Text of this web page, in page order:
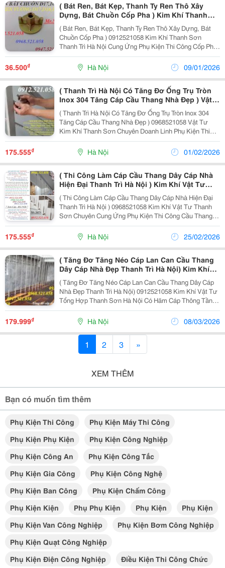
( Bát Ren, Bát Kẹp, Thanh Ty Ren Thô Xây
Dựng, Bát Chuồn Cốp Pha ) Kim Khí Thanh
Sơn Thanh Trì Hà Nội Cung Ứng Phụ Kiện Thi
Công Cốp Pha Xây Dựng Công Trình, Côn Cốc
Nhựa, Côn Sắt Ghép Chống Thấm, Tai Chuồn
( Bát Ren, Bát Kẹp, Thanh Ty Ren Thô Xây Dựng, Bát
Chuồn Cốp Pha ) 0912521058 Kim Khí Thanh Sơn
Thanh Trì Hà Nội Cung Ứng Phụ Kiện Thi Công Cốp Pha
Xây Dựng Công Trình, Côn Cốc Nhựa, Côn Sắt Ghép
Chống Thấm, Tai Chuồn, U41X41, U 21X41 Dài 3 Mét
Có Lỗ...
36.500₫ Hà Nội 09/01/2026
( Thanh Trì Hà Nội Có Tăng Đơ Ống Trụ Tròn
Inox 304 Tăng Cáp Cầu Thang Nhà Đẹp ) Vật
Tư Kim Khí Thanh Sơn Chuyên Doanh Linh
Phụ Kiện Thi Công Căng Cáp Lan Can Cầu
Thang Nhà Phố, Cáp Inox Sus 304 Các Cỡ,
Thông Tầng Inox 304 Hãm Cáp, Giữ Cáp
( Thanh Trì Hà Nội Có Tăng Đơ Ống Trụ Tròn Inox 304
Tăng Cáp Cầu Thang Nhà Đẹp ) 0968521058 Vật Tư
Kim Khí Thanh Sơn Chuyên Doanh Linh Phụ Kiện Thi
Công Căng Cáp Lan Can Cầu Thang Nhà Phố, Cáp Inox
Sus 304 Các Cỡ, Thông Tầng Inox 304 Hãm Cáp, Giữ
175.555₫ Hà Nội 01/02/2026
( Thi Công Làm Cáp Cầu Thang Dây Cáp Nhà
Hiện Đại Thanh Trì Hà Nội ) Kim Khí Vật Tư
Thanh Sơn Chuyên Cung Ứng Phụ Kiện Thi
Công Cầu Thang Dây Cáp , Tăng Đơ Ống Tròn
Inox 304 D6,D8,D10,
( Thi Công Làm Cáp Cầu Thang Dây Cáp Nhà Hiện Đại
Thanh Trì Hà Nội ) 0968521058 Kim Khí Vật Tư Thanh
Sơn Chuyên Cung Ứng Phụ Kiện Thi Công Cầu Thang
Dây Cáp , Tăng Đơ Ống Tròn Inox 304 D6,D8,D10, Hãm
Cáp Thông Tầng Bằng Inox Sus 304, Cáp Inox 304...
175.555₫ Hà Nội 25/02/2026
( Tăng Đơ Tăng Néo Cáp Lan Can Cầu Thang
Dây Cáp Nhà Đẹp Thanh Trì Hà Nội) Kim Khí
Vật Tư Tổng Hợp Thanh Sơn Hà Nội Có Hãm
Cáp Thông Tầng, Cáp Inox 304 Bọc Nhựa
( Tăng Đơ Tăng Néo Cáp Lan Can Cầu Thang Dây Cáp
Nhà Đẹp Thanh Trì Hà Nội) 0912521058 Kim Khí Vật Tư
Tổng Hợp Thanh Sơn Hà Nội Có Hãm Cáp Thông Tầng,
Cáp Inox 304 Bọc Nhựa, Phụ Kiện Thi Cồng Cáp Cầu
Thang Kim Khí Tổng Hợp Thanh Sơn Số 9 Ngõ...
179.999₫ Hà Nội 08/03/2026
1 2 3 »
XEM THÊM
Bạn có muốn tìm thêm
Phụ Kiện Thi Công
Phụ Kiện Máy Thi Công
Phụ Kiện Phụ Kiện
Phụ Kiện Công Nghiệp
Phụ Kiện Công An
Phụ Kiện Công Tắc
Phụ Kiện Gia Công
Phụ Kiện Công Nghệ
Phụ Kiện Ban Công
Phụ Kiện Chấm Công
Phụ Kiện Kiện
Phụ Phụ Kiện Phụ Kiện
Phụ Kiện
Phụ Kiện Van Công Nghiệp
Phụ Kiện Bơm Công Nghiệp
Phụ Kiện Quạt Công Nghiệp
Phụ Kiện Điện Công Nghiệp
Điều Kiện Thi Công Chức